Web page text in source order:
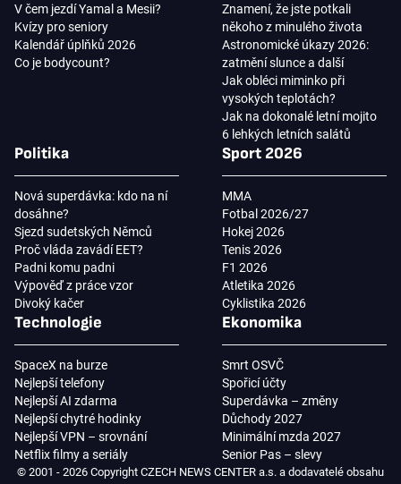
V čem jezdí Yamal a Mesii?
Kvízy pro seniory
Kalendář úplňků 2026
Co je bodycount?
Znamení, že jste potkali
někoho z minulého života
Astronomické úkazy 2026:
zatmění slunce a další
Jak obléci miminko při
vysokých teplotách?
Jak na dokonalé letní mojito
6 lehkých letních salátů
Politika
Nová superdávka: kdo na ní
dosáhne?
Sjezd sudetských Němců
Proč vláda zavádí EET?
Padni komu padni
Výpověď z práce vzor
Divoký kačer
Sport 2026
MMA
Fotbal 2026/27
Hokej 2026
Tenis 2026
F1 2026
Atletika 2026
Cyklistika 2026
Technologie
SpaceX na burze
Nejlepší telefony
Nejlepší AI zdarma
Nejlepší chytré hodinky
Nejlepší VPN – srovnání
Netflix filmy a seriály
Ekonomika
Smrt OSVČ
Spořicí účty
Superdávka – změny
Důchody 2027
Minimální mzda 2027
Senior Pas – slevy
© 2001 - 2026 Copyright CZECH NEWS CENTER a.s. a dodavatelé obsahu